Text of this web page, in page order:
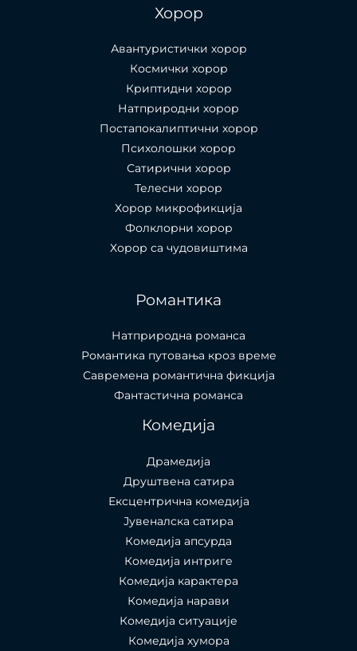
Хорор
Авантуристички хорор
Космички хорор
Криптидни хорор
Натприродни хорор
Постапокалиптични хорор
Психолошки хорор
Сатирични хорор
Телесни хорор
Хорор микрофикција
Фолклорни хорор
Хорор са чудовиштима
Романтика
Натприродна романса
Романтика путовања кроз време
Савремена романтична фикција
Фантастична романса
Комедија
Драмедија
Друштвена сатира
Ексцентрична комедија
Јувеналска сатира
Комедија апсурда
Комедија интриге
Комедија карактера
Комедија нарави
Комедија ситуације
Комедија хумора